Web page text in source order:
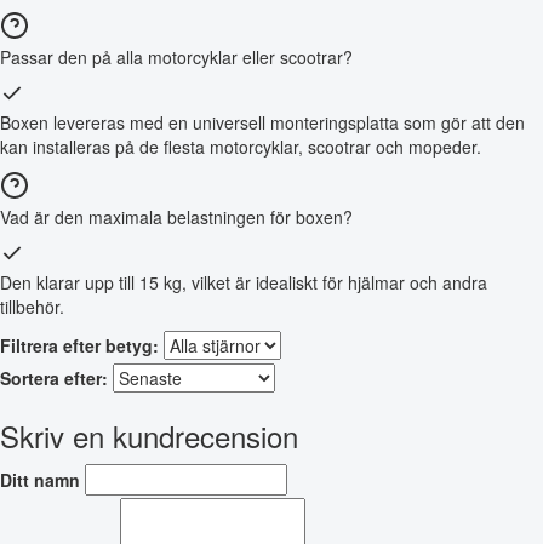
Passar den på alla motorcyklar eller scootrar?
Boxen levereras med en universell monteringsplatta som gör att den
kan installeras på de flesta motorcyklar, scootrar och mopeder.
Vad är den maximala belastningen för boxen?
Den klarar upp till 15 kg, vilket är idealiskt för hjälmar och andra
tillbehör.
Filtrera efter betyg:
Sortera efter:
Skriv en kundrecension
Ditt namn